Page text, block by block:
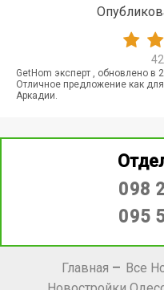
GetHom эксперт , обновлено в
Отличное предложение как
Аркадии.
098
095
Главная
Все